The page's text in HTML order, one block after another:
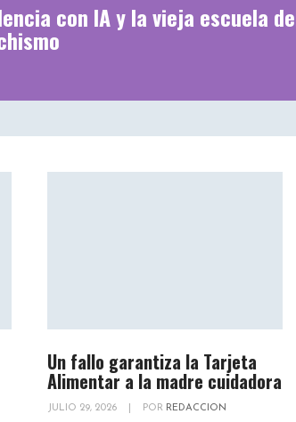
con IA y la vieja escuela
Un fallo garantiza la Tarjeta
Alimentar a la madre cuidadora
JULIO 29, 2026 POR REDACCION